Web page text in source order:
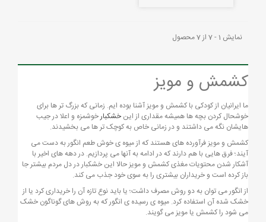
نمایش 1 - 7 از 7 محصول
کشمش و مویز
ما ایرانیان از کودکی با کشمش و مویز آشنا بوده ایم. زمانی که بزرگ تر ها برای
خوشحال کردن بچه ها همیشه مقداری از این خشکبارخوشمزه و اعلا در جیب
هایشان نگه می داشتند و در زمانی خاص به کوچک تر ها می بخشیدند.
کشمش و مویز فرآورده های هستند که از میوه ی خوش طعم انگور به دست می
آیند؛ فرق هایی با هم دارند که در ادامه به آنها می پردازیم. در دهه های اخیر با
آشکار شدن محتویات مغذی کشمش و مویز حالا این خشکبار در دل مردم بیشتر جا
باز کرده است و خریداران بیشتری را به سوی خود جذب می کند.
از انگور می توان به دو روش مصرف داشت؛ یا باید نوع تازه آن را خریداری کرد یا از
خشک شده آن استفاده کرد. میوه ی رسیده ی انگور که به روش های گوناگون خشک
می شود را کشمش یا مویز می گویند.